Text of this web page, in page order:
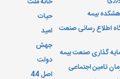
بیمه
اطلاع رسانی صنعت
گذاری صنعت بیمه
تامین اجتماعی
حیات
امید
جهش
دولت
اصل 44